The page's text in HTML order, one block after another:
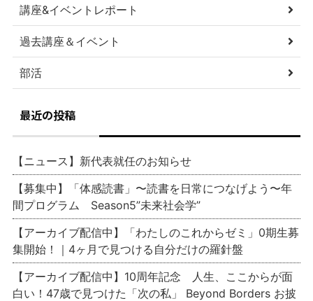
講座&イベントレポート
過去講座＆イベント
部活
最近の投稿
【ニュース】新代表就任のお知らせ
【募集中】「体感読書」〜読書を日常につなげよう〜年
間プログラム Season5”未来社会学”
【アーカイブ配信中】「わたしのこれからゼミ」0期生募
集開始！｜4ヶ月で見つける自分だけの羅針盤
【アーカイブ配信中】10周年記念 人生、ここからが面
白い！47歳で見つけた「次の私」 Beyond Borders お披